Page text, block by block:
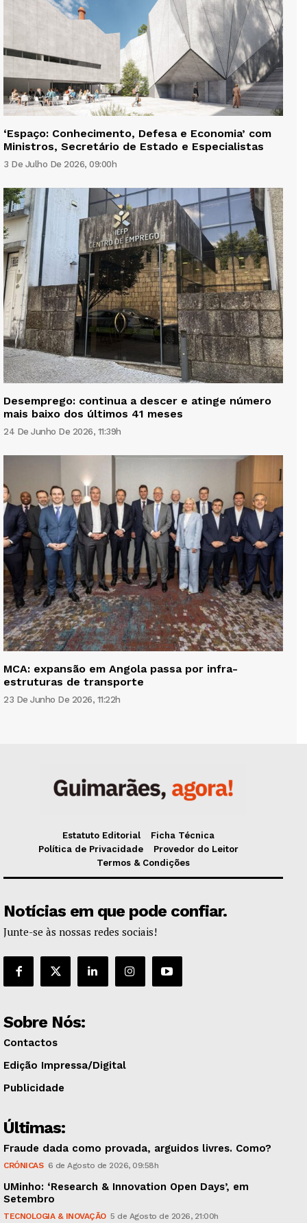
‘Espaço: Conhecimento, Defesa e Economia’ com
Ministros, Secretário de Estado e Especialistas
3 De Julho De 2026, 09:00h
Desemprego: continua a descer e atinge número
mais baixo dos últimos 41 meses
24 De Junho De 2026, 11:39h
MCA: expansão em Angola passa por infra-
estruturas de transporte
23 De Junho De 2026, 11:22h
Estatuto Editorial
Ficha Técnica
Política de Privacidade
Provedor do Leitor
Termos & Condições
Notícias em que pode confiar.
Junte-se às nossas redes sociais!
Sobre Nós:
Contactos
Edição Impressa/Digital
Publicidade
Últimas:
Fraude dada como provada, arguidos livres. Como?
CRÓNICAS 6 de Agosto de 2026, 09:58h
UMinho: ‘Research & Innovation Open Days’, em
Setembro
TECNOLOGIA & INOVAÇÃO 5 de Agosto de 2026, 21:00h